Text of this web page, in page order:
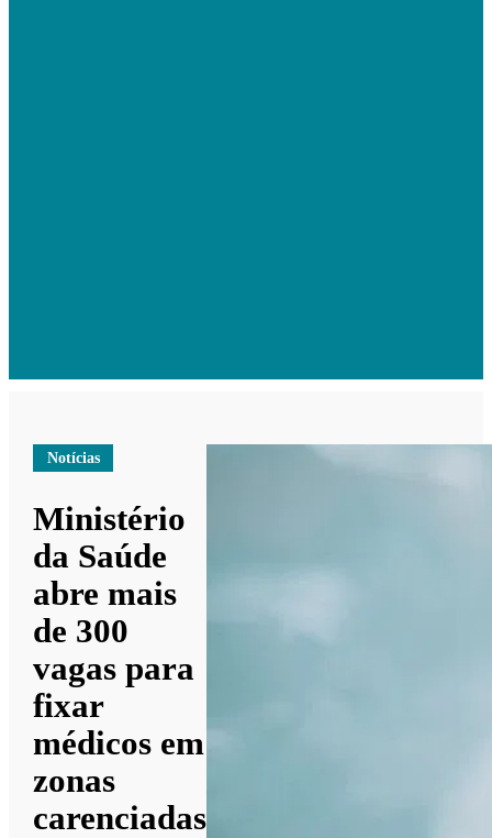
Notícias
Ministério
da Saúde
abre mais
de 300
vagas para
fixar
médicos em
zonas
carenciadas